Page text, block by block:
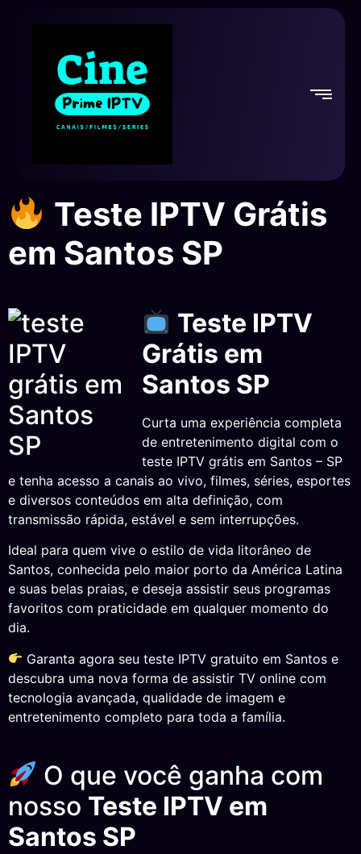
Teste IPTV Grátis
em Santos SP
Teste IPTV
Grátis em
Santos SP
Curta uma experiência completa
de entretenimento digital com o
teste IPTV grátis em Santos – SP
e tenha acesso a canais ao vivo, filmes, séries, esportes
e diversos conteúdos em alta definição, com
transmissão rápida, estável e sem interrupções.
Ideal para quem vive o estilo de vida litorâneo de
Santos, conhecida pelo maior porto da América Latina
e suas belas praias, e deseja assistir seus programas
favoritos com praticidade em qualquer momento do
dia.
Garanta agora seu teste IPTV gratuito em Santos e
descubra uma nova forma de assistir TV online com
tecnologia avançada, qualidade de imagem e
entretenimento completo para toda a família.
O que você ganha com
nosso Teste IPTV em
Santos SP